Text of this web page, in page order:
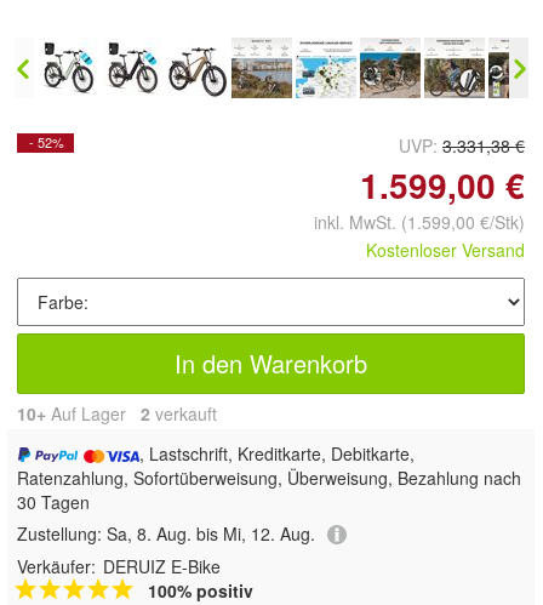
- 52% UVP: 3.331,38 €
1.599,00 €
inkl. MwSt. (1.599,00 €/Stk)
Kostenloser Versand
In den Warenkorb
10+ Auf Lager 2 verkauft
, Lastschrift, Kreditkarte, Debitkarte,
Ratenzahlung, Sofortüberweisung, Überweisung, Bezahlung nach
30 Tagen
Zustellung: Sa, 8. Aug. bis Mi, 12. Aug.
Verkäufer: DERUIZ E-Bike
100% positiv